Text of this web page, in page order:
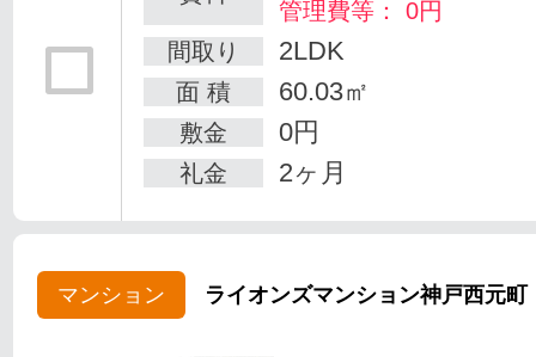
管理費等： 0円
間取り
2LDK
面 積 60.03㎡
敷金 0円
礼金 2ヶ月
マンション ライオンズマンション神戸西元町